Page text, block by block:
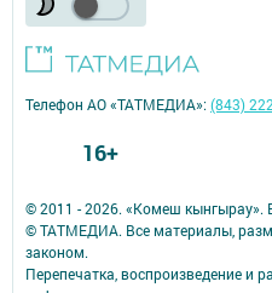
© 2011 - 2026. «Комеш
© ТАТМЕДИА. Все материалы,
законом.
Перепечатка, воспроизведение и
Телефон АО «ТАТМЕДИА»:(843)
16+